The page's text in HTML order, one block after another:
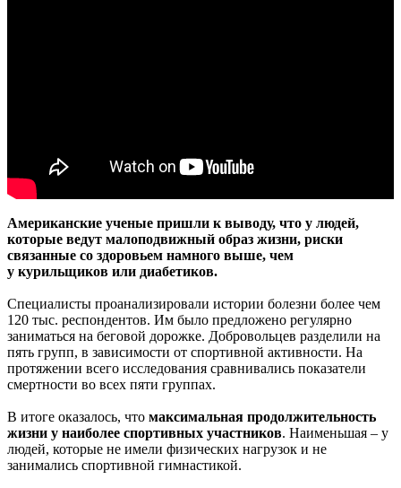
Американские ученые пришли к выводу, что у людей,
которые ведут малоподвижный образ жизни, риски
связанные со здоровьем намного выше, чем
у курильщиков или диабетиков.
Специалисты проанализировали истории болезни более чем
120 тыс. респондентов. Им было предложено регулярно
заниматься на беговой дорожке. Добровольцев разделили на
пять групп, в зависимости от спортивной активности. На
протяжении всего исследования сравнивались показатели
смертности во всех пяти группах.
В итоге оказалось, что максимальная продолжительность
жизни у наиболее спортивных участников. Наименьшая – у
людей, которые не имели физических нагрузок и не
занимались спортивной гимнастикой.